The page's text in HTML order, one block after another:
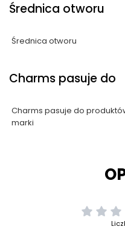
Średnica otworu
Średnica otworu
Charms pasuje do
Charms pasuje do
marki